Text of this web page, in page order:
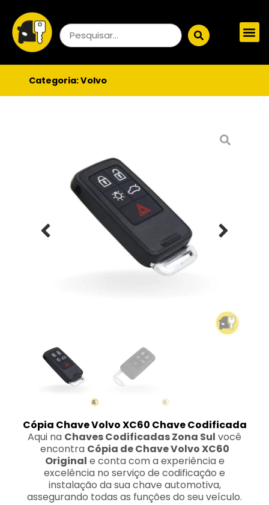
Categoria:Volvo
Cópia Chave Volvo XC60 Chave Codificada
Aqui na Chaves Codificadas Zona Sul você
encontra Cópia de Chave Volvo XC60
Original e conta com a experiência e
excelência no serviço de codificação e
instalação da sua chave automotiva,
assegurando todas as funções do seu veículo.